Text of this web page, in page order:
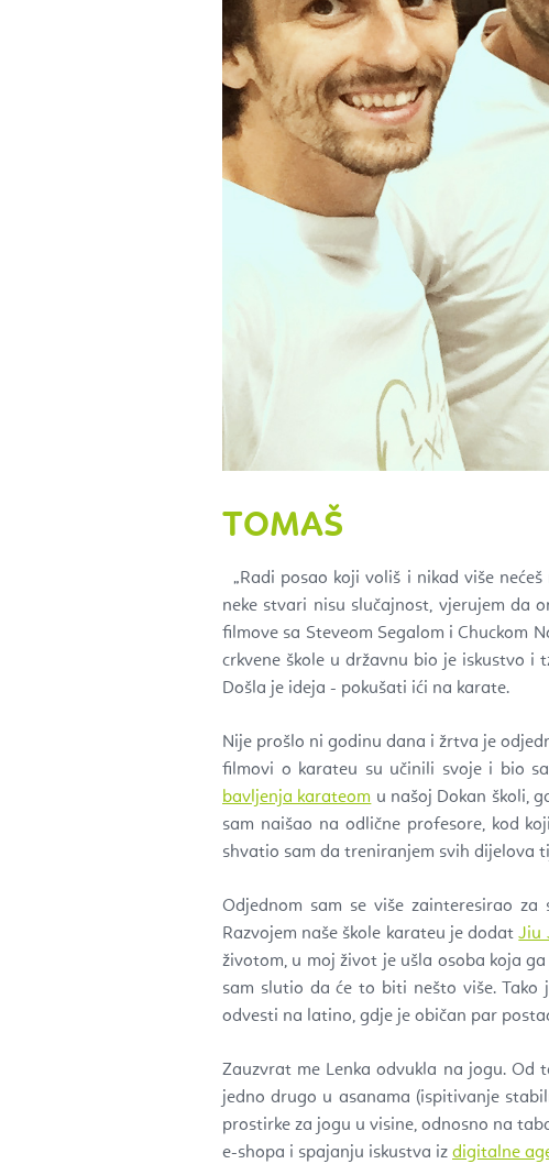
TOMAŠ
„Radi posao koji voliš i nikad više
neke stvari nisu slučajnost, vjerujem da
filmove sa Steveom Segalom i Chuckom
crkvene škole u državnu bio je iskustvo i
Došla je ideja - pokušati ići na karate.
Nije prošlo ni godinu dana i žrtva je
filmovi o karateu su učinili svoje i bio
bavljenja karateom u našoj Dokan školi,
sam naišao na odlične profesore, kod
shvatio sam da treniranjem svih dijelova
Odjednom sam se više zainteresirao
Razvojem naše škole karateu je dodatJiu
životom, u moj život je ušla osoba koja
sam slutio da će to biti nešto više. Tako
odvesti na latino, gdje je običan par
Zauzvrat me Lenka odvukla na jogu. Od
jedno drugo u asanama (ispitivanje
prostirke za jogu u visine, odnosno na
e-shopa i spajanju iskustva iz digitalne